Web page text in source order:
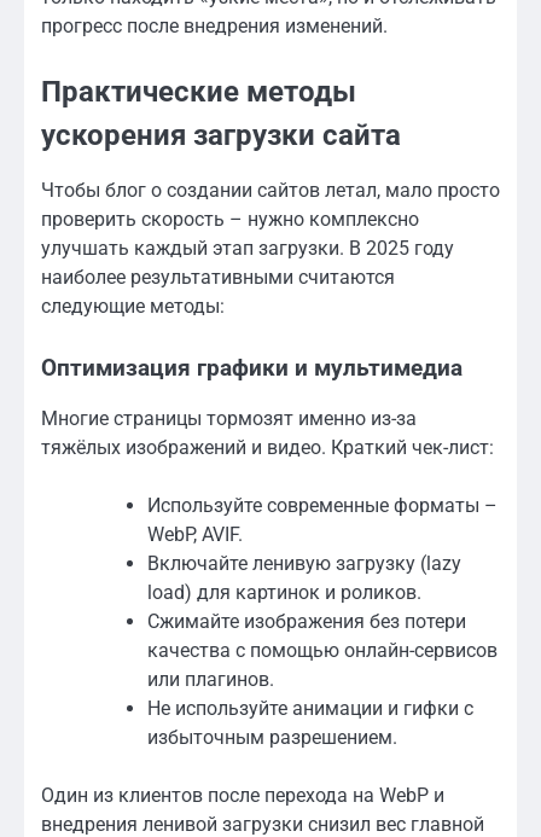
прогресс после внедрения изменений.
Практические методы
ускорения загрузки сайта
Чтобы блог о создании сайтов летал, мало просто
проверить скорость – нужно комплексно
улучшать каждый этап загрузки. В 2025 году
наиболее результативными считаются
следующие методы:
Оптимизация графики и мультимедиа
Многие страницы тормозят именно из-за
тяжёлых изображений и видео. Краткий чек-лист:
Используйте современные форматы –
WebP, AVIF.
Включайте ленивую загрузку (lazy
load) для картинок и роликов.
Сжимайте изображения без потери
качества с помощью онлайн-сервисов
или плагинов.
Не используйте анимации и гифки с
избыточным разрешением.
Один из клиентов после перехода на WebP и
внедрения ленивой загрузки снизил вес главной